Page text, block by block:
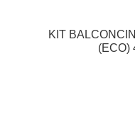
KIT
(ECO)